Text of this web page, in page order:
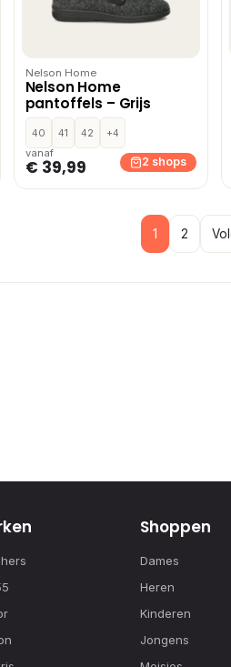
Nelson Home
Nelson Home
pantoffels – Grijs
40 41 42
+4
vanaf
€ 39,99 2 shops
1 2
Shoppen
Dames
Heren
Kinderen
Jongens